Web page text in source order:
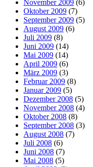
November 2009 (6)
Oktober 2009 (7)
September 2009 (5)
August 2009 (6)
Juli 2009 (8)
Juni 2009 (14)
Mai 2009 (14)
April 2009 (6)
März 2009 (3)
Februar 2009 (8)
Januar 2009 (5)
Dezember 2008 (5)
November 2008 (4)
Oktober 2008 (8)
September 2008 (3)
August 2008 (7)
Juli 2008 (6)
Juni 2008 (7)
Mai 2008 (5)